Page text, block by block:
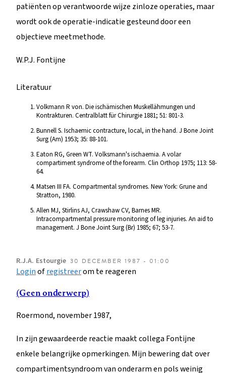
patiënten op verantwoorde wijze zinloze operaties, maar
wordt ook de operatie-indicatie gesteund door een
objectieve meetmethode.
W.P.J. Fontijne
Literatuur
Volkmann R von. Die ischämischen Muskellähmungen und
Kontrakturen. Centralblatt für Chirurgie 1881; 51: 801-3.
Bunnell S. Ischaemic contracture, local, in the hand. J Bone Joint
Surg (Am) 1953; 35: 88-101.
Eaton RG, Green WT. Volksmann's ischaemia. A volar
compartiment syndrome of the forearm. Clin Orthop 1975; 113: 58-
64.
Matsen III FA. Compartmental syndromes. New York: Grune and
Stratton, 1980.
Allen MJ, Stirlins AJ, Crawshaw CV, Barnes MR.
Intracompartmental pressure monitoring of leg injuries. An aid to
management. J Bone Joint Surg (Br) 1985; 67; 53-7.
R.J.A. Estourgie 30 DECEMBER 1987 - 01:00
Loginofregistreerom te reageren
(Geen onderwerp)
Roermond, november 1987,
In zijn gewaardeerde reactie maakt collega Fontijne
enkele belangrijke opmerkingen. Mijn bewering dat over
compartimentsyndroom van onderarm en pols weinig